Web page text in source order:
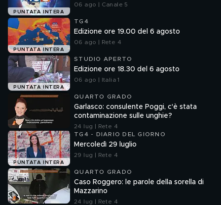
PUNTATA INTERA
06 ago | Canale 5
PUNTATA INTERA
TG4
Edizione ore 19.00 del 6 agosto
06 ago | Rete 4
PUNTATA INTERA
STUDIO APERTO
Edizione ore 18.30 del 6 agosto
06 ago | Italia 1
QUARTO GRADO
Garlasco: consulente Poggi, c'è stata
contaminazione sulle unghie?
24 lug | Rete 4
PUNTATA INTERA
TG4 - DIARIO DEL GIORNO
Mercoledì 29 luglio
29 lug | Rete 4
QUARTO GRADO
Caso Roggero: le parole della sorella di
Mazzarino
24 lug | Rete 4